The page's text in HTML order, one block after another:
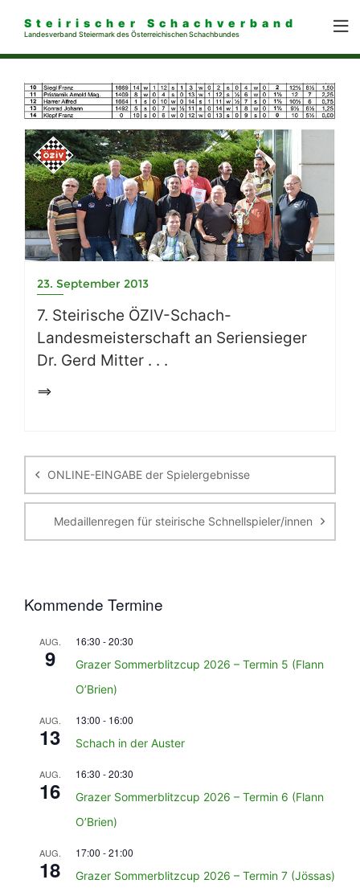
Steirischer Schachverband
Landesverband Steiermark des Österreichischen Schachbundes
23. September 2013
7. Steirische ÖZIV-Schach-
Landesmeisterschaft an Seriensieger
Dr. Gerd Mitter . . .
==>
ONLINE-EINGABE der Spielergebnisse
Medaillenregen für steirische Schnellspieler/innen
Kommende Termine
AUG.
9
16:30 -20:30
Grazer Sommerblitzcup 2026 – Termin 5 (Flann
O’Brien)
AUG.
13
13:00 - 16:00
Schach in der Auster
AUG.
16
16:30 -20:30
Grazer Sommerblitzcup 2026 – Termin 6 (Flann
O’Brien)
AUG.
18
17:00 -21:00
Grazer Sommerblitzcup 2026 – Termin 7 (Jössas)